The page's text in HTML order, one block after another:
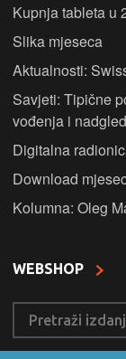
Kupnja tableta u
Slika mjeseca
Aktualnosti:
Savjeti: Tipične
vođenja i
Digitalna
Download
Kolumna: Oleg
WEBSHOP